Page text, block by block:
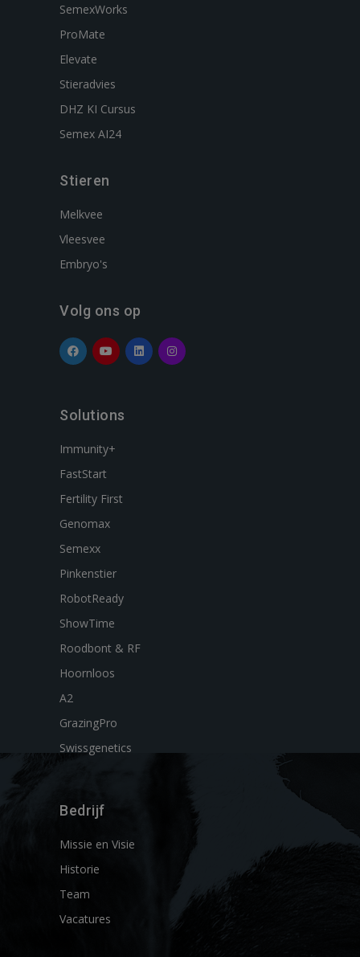
SemexWorks
ProMate
Elevate
Stieradvies
DHZ KI Cursus
Semex AI24
Stieren
Melkvee
Vleesvee
Embryo's
Volg ons op
Solutions
Immunity+
FastStart
Fertility First
Genomax
Semexx
Pinkenstier
RobotReady
ShowTime
Roodbont & RF
Hoornloos
A2
GrazingPro
Swissgenetics
Bedrijf
Missie en Visie
Historie
Team
Vacatures